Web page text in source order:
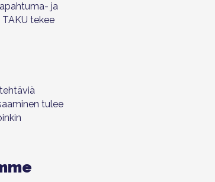
ja
tekee
tulee